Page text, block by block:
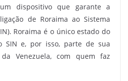
dispositivo que garante a
de Roraima ao Sistema
Roraima é o único estado do
SIN e, por isso, parte de sua
Venezuela, com quem faz